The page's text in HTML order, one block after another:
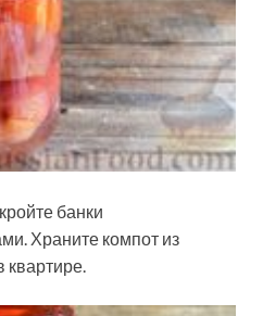
банки
Храните компот из
квартире.